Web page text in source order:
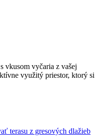
vkusom vyčaria z vašej
využitý priestor, ktorý si
terasu z gresových dlažieb